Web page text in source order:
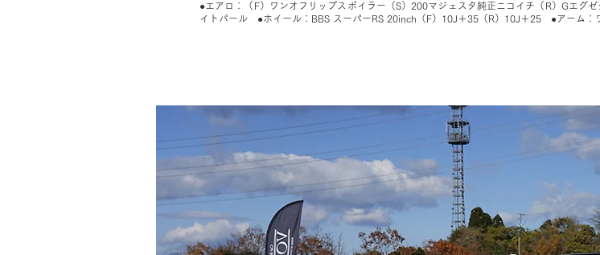
●エアロ：（F）ワンオフリップスポイラー（S）200マジェスタ純正ニコイチ（R）Gエ
イトパール ●ホイール：BBS スーパーRS 20inch（F）10J＋35（R）10J＋25 ●アーム